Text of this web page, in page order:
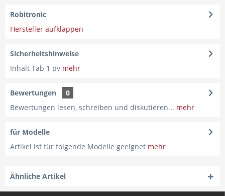
Robitronic
Hersteller aufklappen
Sicherheitshinweise
Inhalt Tab 1 pv mehr
Bewertungen
0
Bewertungen lesen, schreiben und diskutieren... mehr
für Modelle
Artikel ist für folgende Modelle geeignet mehr
Ähnliche Artikel